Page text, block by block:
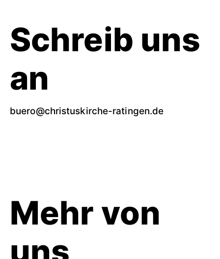
Schreib uns
an
buero@christuskirche-ratingen.de
Mehr von
uns